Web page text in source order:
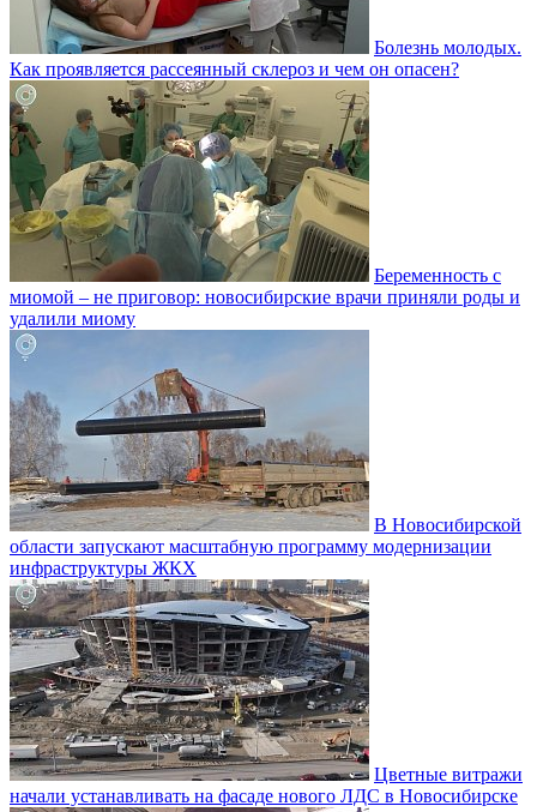
Болезнь молодых.
Как проявляется рассеянный склероз и чем он опасен?
Беременность с
миомой – не приговор: новосибирские врачи приняли роды и
удалили миому
В Новосибирской
области запускают масштабную программу модернизации
инфраструктуры ЖКХ
Цветные витражи
начали устанавливать на фасаде нового ЛДС в Новосибирске